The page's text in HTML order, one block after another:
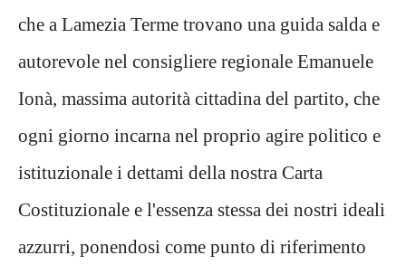
che a Lamezia Terme trovano una guida salda e
autorevole nel consigliere regionale Emanuele
Ionà, massima autorità cittadina del partito, che
ogni giorno incarna nel proprio agire politico e
istituzionale i dettami della nostra Carta
Costituzionale e l'essenza stessa dei nostri ideali
azzurri, ponendosi come punto di riferimento